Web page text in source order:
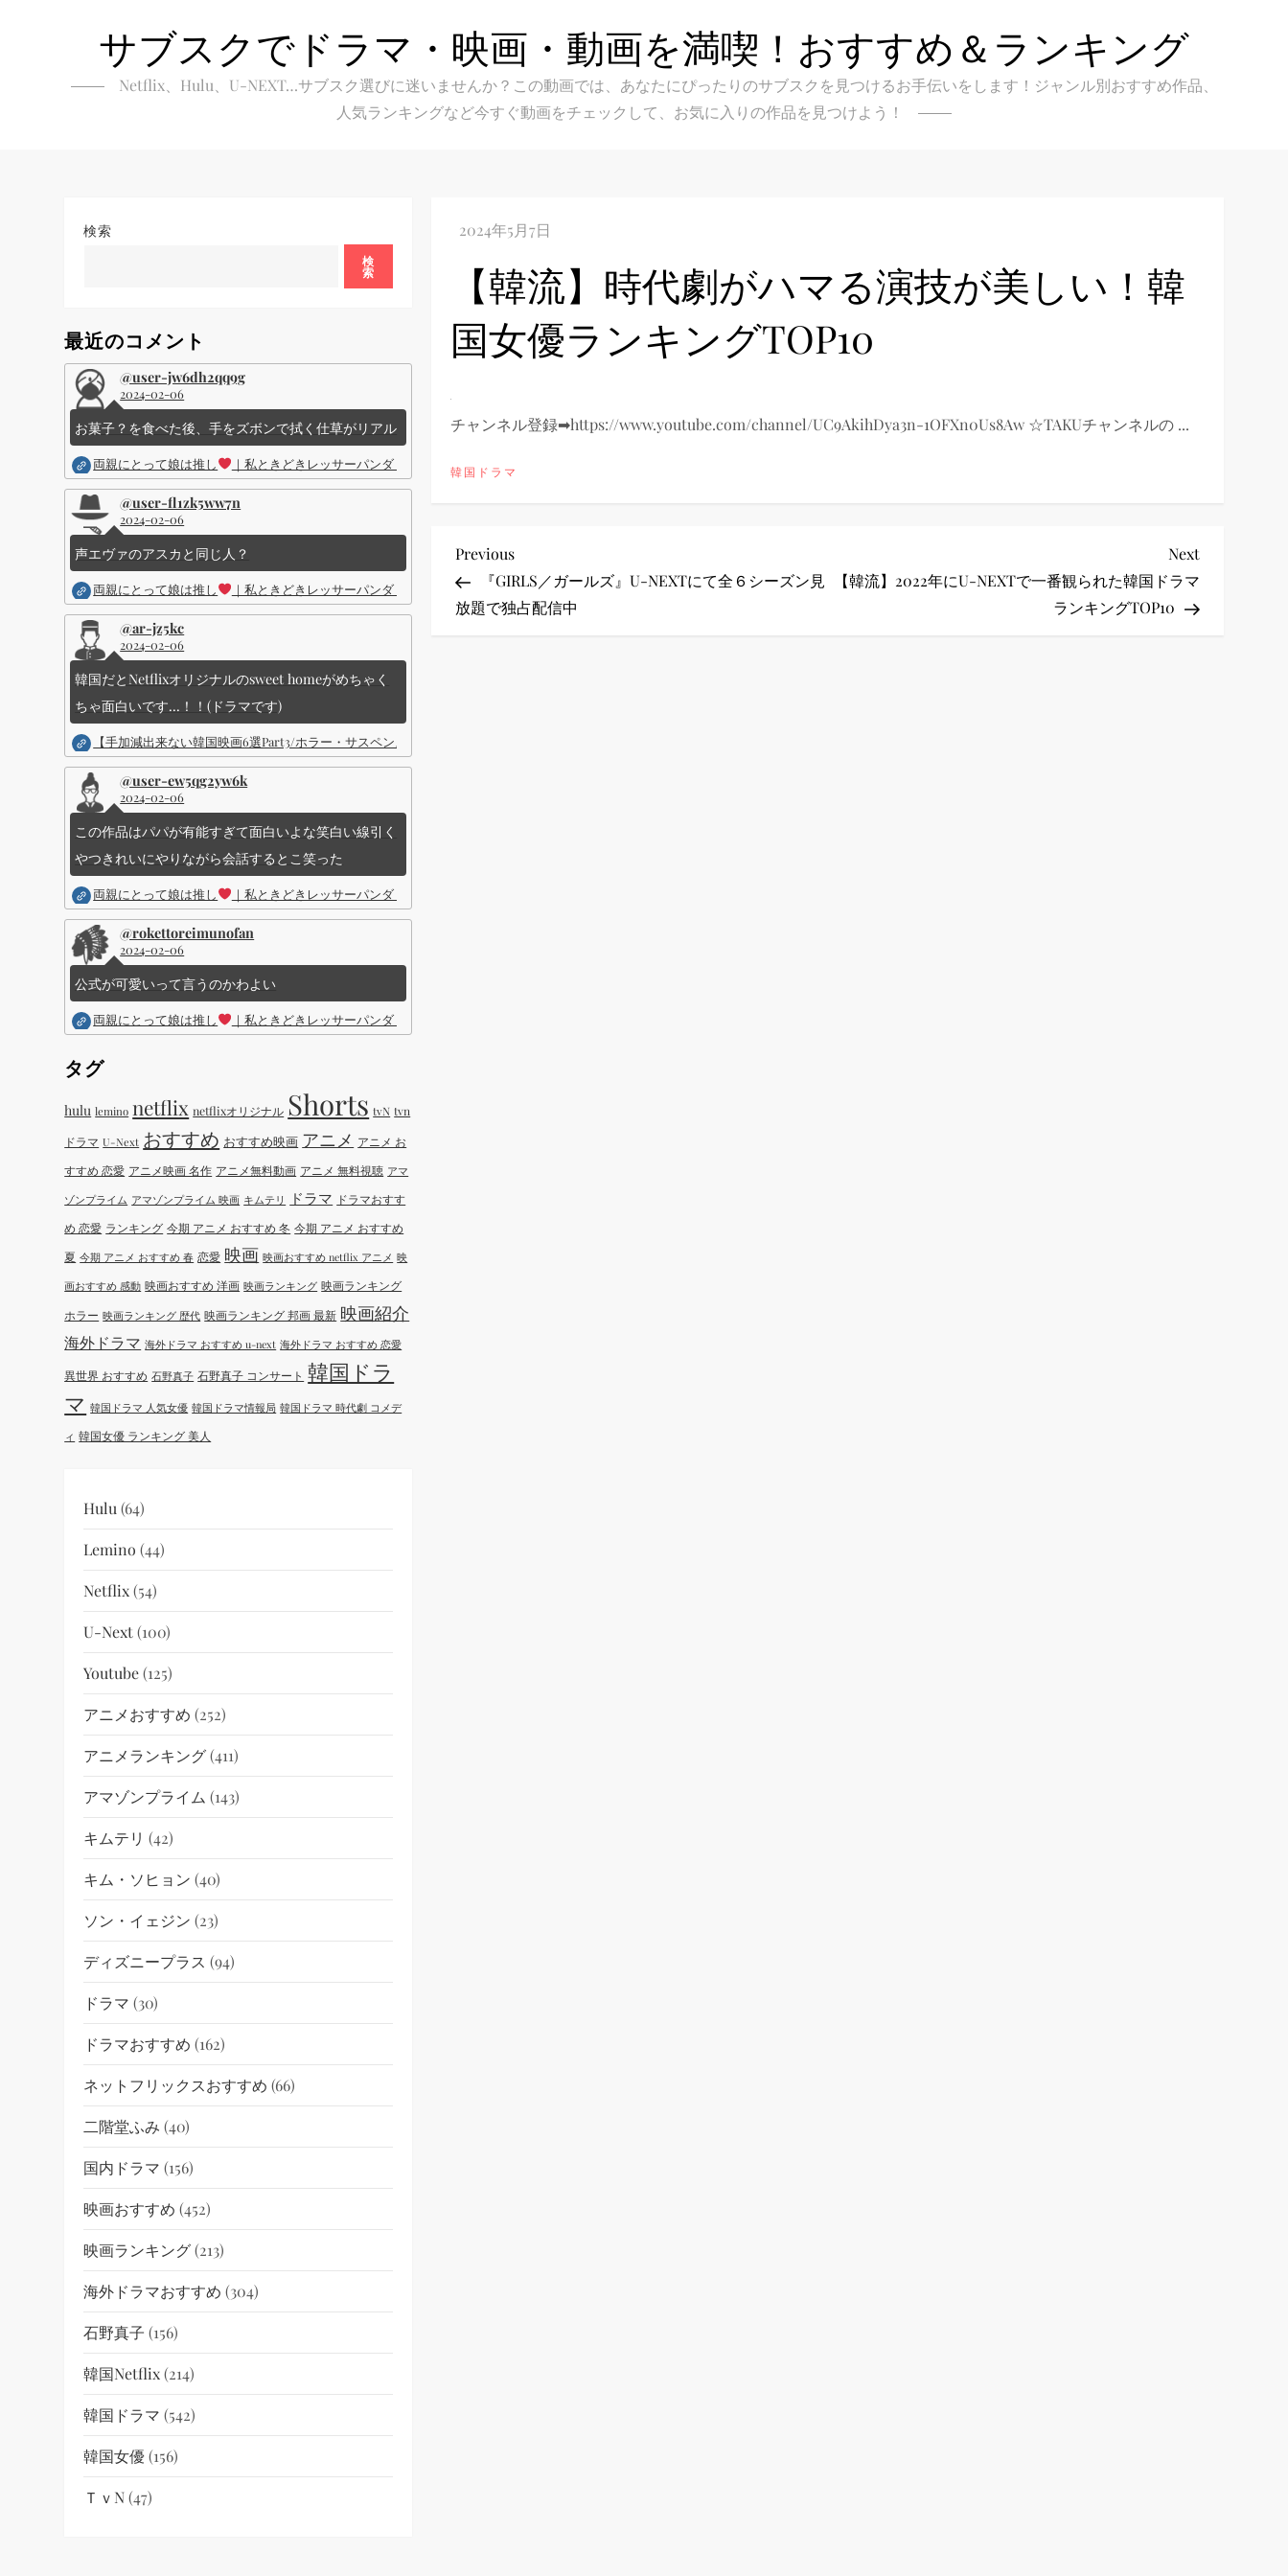
サブスクでドラマ・映画・動画を満喫！おすすめ＆ランキング
Netflix、Hulu、U-NEXT…サブスク選びに迷いませんか？この動画では、あなたにぴったりのサブスクを見つけるお手伝いをします！ジャンル別おすすめ作品、
人気ランキングなど今すぐ動画をチェックして、お気に入りの作品を見つけよう！
【韓流】時代劇がハマる演技が美しい！韓
国女優ランキングTOP10
チャンネル登録➡https://www.youtube.com/channel/UC9AkihDya3n-1OFXn0Us8Aw ☆TAKUチャンネルの ...
韓国ドラマ
投
稿
Previous
Post
Previous
『GIRLS／ガールズ』U-NEXTにて全６シーズン見
放題で独占配信中
Next
Post
Next
【韓流】2022年にU-NEXTで一番観られた韓国ドラマ
ランキングTOP10
検索
検
索
最近のコメント
@user-jw6dh2qq9g
2024-02-06
お菓子？を食べた後、手をズボンで拭く仕草がリアル
両親にとって娘は推し ｜私ときどきレッサーパンダ ｜Disney (ディズニープラス）
@user-fl1zk5ww7n
2024-02-06
声エヴァのアスカと同じ人？
両親にとって娘は推し ｜私ときどきレッサーパンダ ｜Disney (ディズニープラス）
@ar-jz5kc
2024-02-06
韓国だとNetflixオリジナルのsweet homeがめちゃく
ちゃ面白いです...！！(ドラマです)
【手加減出来ない韓国映画6選Part3/ホラー・サスペンス・ノワール】韓国至上の《最凶の悪》が登場する韓国映画。
@user-ew5qg2yw6k
2024-02-06
この作品はパパが有能すぎて面白いよな笑白い線引く
やつきれいにやりながら会話するとこ笑った
両親にとって娘は推し ｜私ときどきレッサーパンダ ｜Disney (ディズニープラス）
@rokettoreimunofan
2024-02-06
公式が可愛いって言うのかわよい
両親にとって娘は推し ｜私ときどきレッサーパンダ ｜Disney (ディズニープラス）
タグ
hulu lemino netflix netflixオリジナル Shorts tvN tvn
ドラマ U-Next おすすめ おすすめ映画 アニメ アニメ お
すすめ 恋愛 アニメ映画 名作 アニメ無料動画 アニメ 無料視聴 アマ
ゾンプライム アマゾンプライム 映画 キムテリ ドラマ ドラマおすす
め 恋愛 ランキング 今期 アニメ おすすめ 冬 今期 アニメ おすすめ
夏 今期 アニメ おすすめ 春 恋愛 映画 映画おすすめ netflix アニメ 映
画おすすめ 感動 映画おすすめ 洋画 映画ランキング 映画ランキング
ホラー 映画ランキング 歴代 映画ランキング 邦画 最新 映画紹介
海外ドラマ 海外ドラマ おすすめ u-next 海外ドラマ おすすめ 恋愛
異世界 おすすめ 石野真子 石野真子 コンサート 韓国ドラ
マ 韓国ドラマ 人気女優 韓国ドラマ情報局 韓国ドラマ 時代劇 コメデ
ィ 韓国女優 ランキング 美人
Hulu (64)
Lemino (44)
Netflix(54)
U-Next(100)
Youtube(125)
アニメおすすめ (252)
アニメランキング(411)
アマゾンプライム (143)
キムテリ (42)
キム・ソヒョン (40)
ソン・イェジン (23)
ディズニープラス (94)
ドラマ (30)
ドラマおすすめ (162)
ネットフリックスおすすめ (66)
二階堂ふみ (40)
国内ドラマ (156)
映画おすすめ (452)
映画ランキング(213)
海外ドラマおすすめ (304)
石野真子 (156)
韓国netflix(214)
韓国ドラマ (542)
韓国女優(156)
ＴｖN(47)